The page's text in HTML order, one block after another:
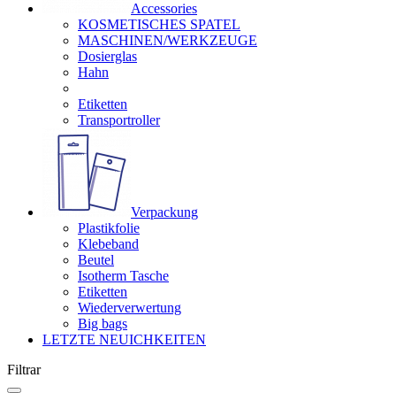
Accessories
KOSMETISCHES SPATEL
MASCHINEN/WERKZEUGE
Dosierglas
Hahn
Etiketten
Transportroller
Verpackung
Plastikfolie
Klebeband
Beutel
Isotherm Tasche
Etiketten
Wiederverwertung
Big bags
LETZTE NEUICHKEITEN
Filtrar